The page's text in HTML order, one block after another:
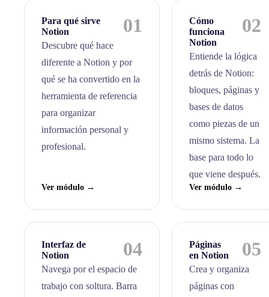
Para qué sirve
Notion
01
Descubre qué hace
diferente a Notion y por
qué se ha convertido en la
herramienta de referencia
para organizar
información personal y
profesional.
Ver módulo →
Cómo
funciona
Notion
02
Entiende la lógica
detrás de Notion:
bloques, páginas y
bases de datos
como piezas de un
mismo sistema. La
base para todo lo
que viene después.
Ver módulo →
Interfaz de
Notion
04
Navega por el espacio de
trabajo con soltura. Barra
Páginas
en Notion
05
Crea y organiza
páginas con